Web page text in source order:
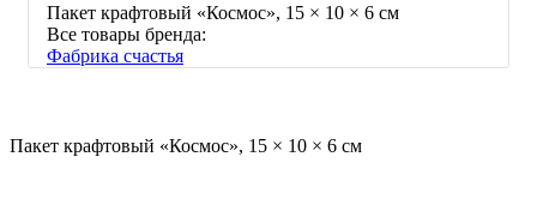
Пакет крафтовый «Космос», 15 × 10 × 6 см
Все товары бренда:
Фабрика счастья
Пакет крафтовый «Космос», 15 × 10 × 6 см